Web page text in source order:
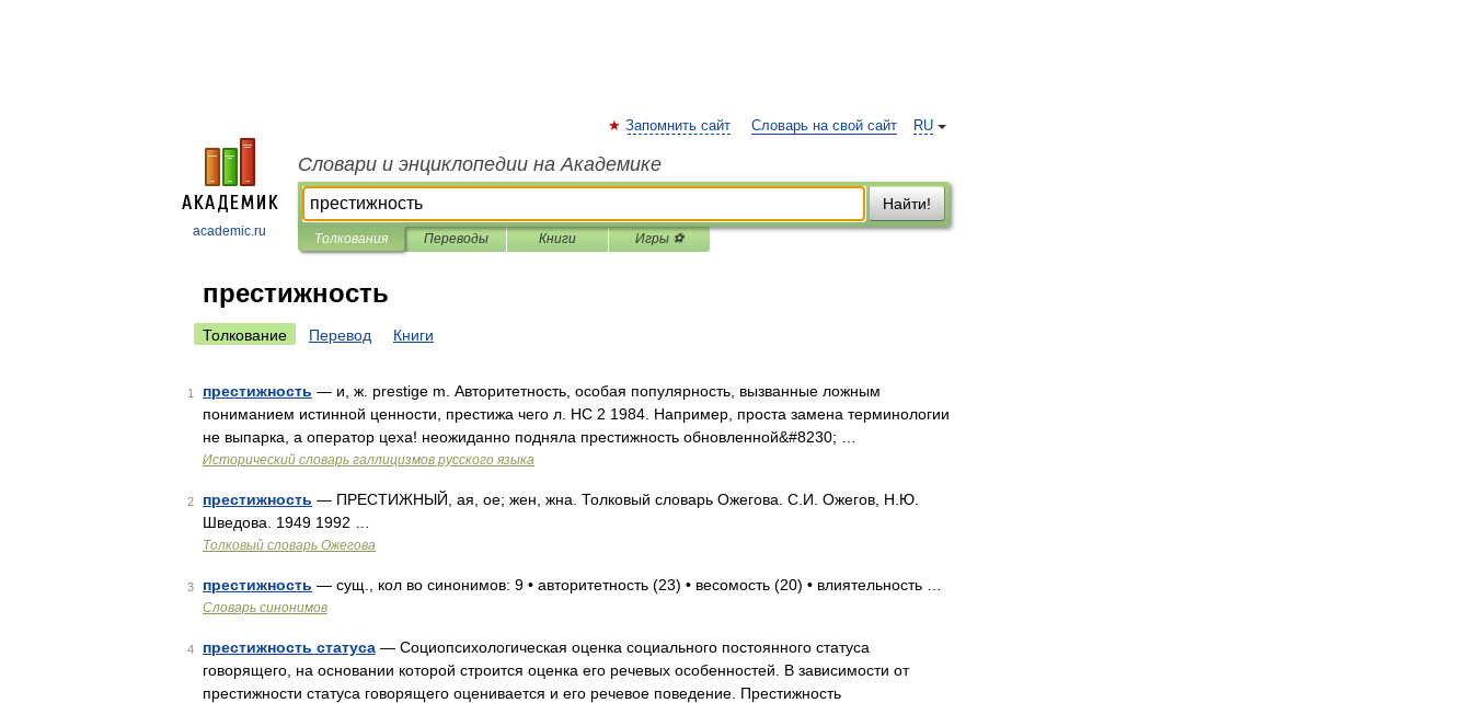
academic.ru
RU
Запомнить сайт Словарь на свой сайт
Словари и энциклопедии на Академике
Найти!
Толкования Переводы Книги Игры ⚽
престижность
Толкование Перевод Книги
1 престижность — и, ж. prestige m. Авторитетность, особая популярность, вызванные ложным
пониманием истинной ценности, престижа чего л. НС 2 1984. Например, проста замена терминологии
не выпарка, а оператор цеха! неожиданно подняла престижность обновленной&#8230; …
Исторический словарь галлицизмов русского языка
2 престижность — ПРЕСТИЖНЫЙ, ая, ое; жен, жна. Толковый словарь Ожегова. С.И. Ожегов, Н.Ю.
Шведова. 1949 1992 …
Толковый словарь Ожегова
3 престижность — сущ., кол во синонимов: 9 • авторитетность (23) • весомость (20) • влиятельность …
Словарь синонимов
4 престижность статуса — Социопсихологическая оценка социального постоянного статуса
говорящего, на основании которой строится оценка его речевых особенностей. В зависимости от
престижности статуса говорящего оценивается и его речевое поведение. Престижность